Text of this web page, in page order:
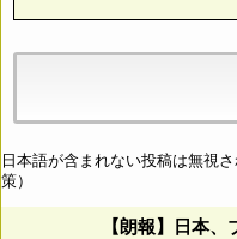
日本語が含まれない投稿は無視
策）
【朗報】日本